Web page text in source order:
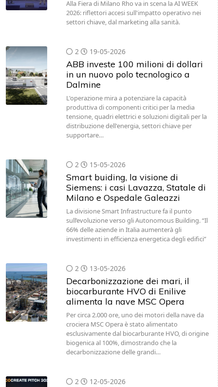
Alla Fiera di Milano Rho va in scena la AI WEEK
2026: riflettori accesi sull'impatto operativo nei
settori chiave, dal marketing alla sanità.
2 19-05-2026
ABB investe 100 milioni di dollari
in un nuovo polo tecnologico a
Dalmine
L'operazione mira a potenziare la capacità
produttiva di componenti critici per la media
tensione, quadri elettrici e soluzioni digitali per la
distribuzione dell'energia, settori chiave per
supportare…
2 15-05-2026
Smart buiding, la visione di
Siemens: i casi Lavazza, Statale di
Milano e Ospedale Galeazzi
La divisione Smart Infrastructure fa il punto
sull’evoluzione verso gli Autonomous Building. “Il
66% delle aziende in Italia aumenterà gli
investimenti in efficienza energetica degli edifici”
2 13-05-2026
Decarbonizzazione dei mari, il
biocarburante HVO di Enilive
alimenta la nave MSC Opera
Per circa 2.000 ore, uno dei motori della nave da
crociera MSC Opera è stato alimentato
esclusivamente dal biocarburante HVO, di origine
biogenica al 100%, dimostrando che la
decarbonizzazione delle grandi…
2 12-05-2026